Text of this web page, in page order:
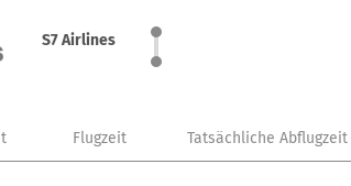
S7 Airlines
Flugzeit Tatsächliche Abflugzeit